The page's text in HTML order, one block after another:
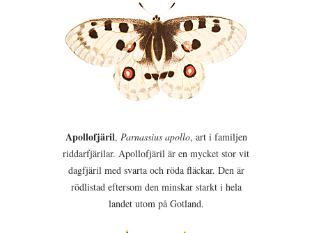
Apollofjäril, Parnassius apollo, art i familjen
riddarfjärilar. Apollofjäril är en mycket stor vit
dagfjäril med svarta och röda fläckar. Den är
rödlistad eftersom den minskar starkt i hela
landet utom på Gotland.